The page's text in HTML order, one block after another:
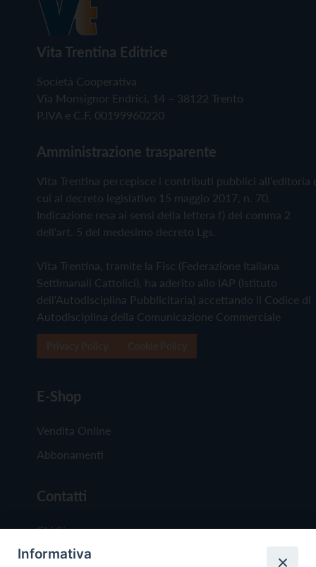
Vita Trentina Editrice
Società Cooperativa
Via Monsignor Endrici, 14 – 38122 Trento
P.IVA e C.F. 00199960220
Amministrazione trasparente
Vita Trentina percepisce i contributi pubblici all'editoria
cui al decreto legislativo 15 maggio 2017, n. 70.
Indicazione resa ai sensi della lettera f) del comma 2
dell'art. 5 del medesimo decreto Lgs.
Vita Trentina, tramite la Fisc (Federazione Italiana
Settimanali Cattolici), ha aderito allo IAP (Istituto
dell'Autodisciplina Pubblicitaria) accettando il Codice di
Autodisciplina della Comunicazione Commerciale
E-Shop
Vendita Online
Abbonamenti
Contatti
Chi Siamo
Redazione
Informativa